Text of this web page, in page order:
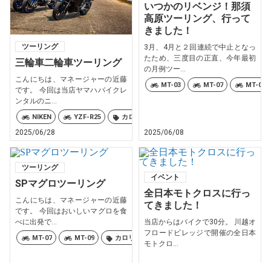
ツーリング
三輪車二輪車ツーリング
こんにちは、マネージャーの近藤
です。 今回は当店ヤマハバイクレ
ンタルのニ...
NIKEN YZF-R25 カロリーズ
2025/06/28
いつかのリベンジ！那須
高原ツーリング、行って
きました！
3月、4月と２回連続で中止となっ
たため、三度目の正直、今年最初
の月例ツー...
MT-03 MT-07 MT-09
2025/06/08
ツーリング
SPマグロツーリング
こんにちは、マネージャーの近藤
です。 今回はおいしいマグロを食
べに出発で...
MT-07 MT-09 カロリーズ
イベント
全日本モトクロスに行っ
てきました！
当店からはバイクで30分。 川越オ
フロードビレッジで開催の全日本
モトクロ...